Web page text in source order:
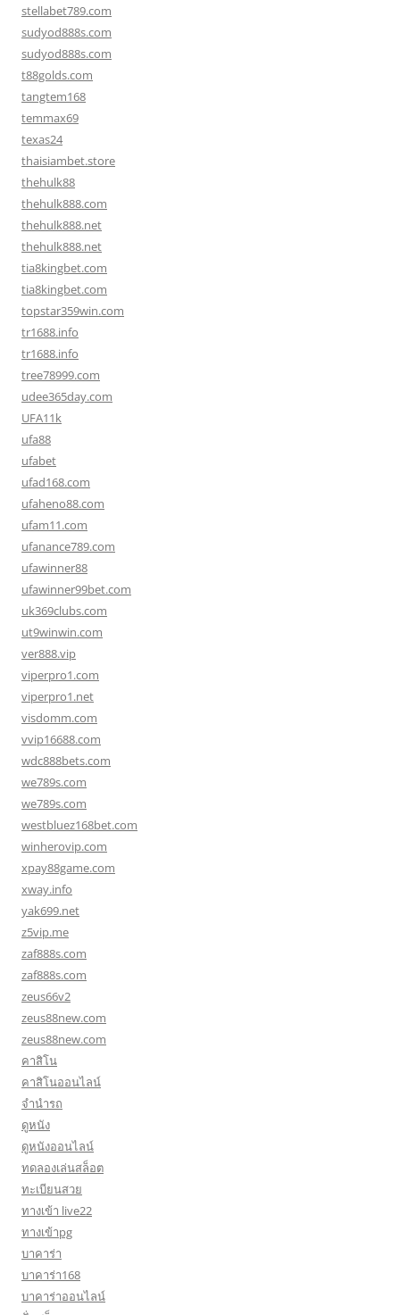
stellabet789.com
sudyod888s.com
sudyod888s.com
t88golds.com
tangtem168
temmax69
texas24
thaisiambet.store
thehulk88
thehulk888.com
thehulk888.net
thehulk888.net
tia8kingbet.com
tia8kingbet.com
topstar359win.com
tr1688.info
tr1688.info
tree78999.com
udee365day.com
UFA11k
ufa88
ufabet
ufad168.com
ufaheno88.com
ufam11.com
ufanance789.com
ufawinner88
ufawinner99bet.com
uk369clubs.com
ut9winwin.com
ver888.vip
viperpro1.com
viperpro1.net
visdomm.com
vvip16688.com
wdc888bets.com
we789s.com
we789s.com
westbluez168bet.com
winherovip.com
xpay88game.com
xway.info
yak699.net
z5vip.me
zaf888s.com
zaf888s.com
zeus66v2
zeus88new.com
zeus88new.com
คาสิโน
คาสิโนออนไลน์
จำนำรถ
ดูหนัง
ดูหนังออนไลน์
ทดลองเล่นสล็อต
ทะเบียนสวย
ทางเข้า live22
ทางเข้าpg
บาคาร่า
บาคาร่า168
บาคาร่าออนไลน์